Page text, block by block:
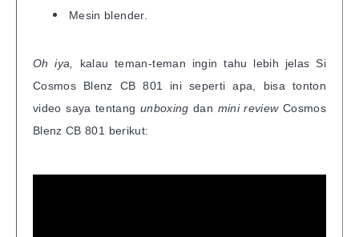
Mesin blender.
Oh iya,
kalau teman-teman ingin tahu lebih jelas Si
Cosmos Blenz CB 801 ini seperti apa, bisa
tonton
video saya tentang unboxing dan mini reviewCosmos
Blenz CB 801 berikut: